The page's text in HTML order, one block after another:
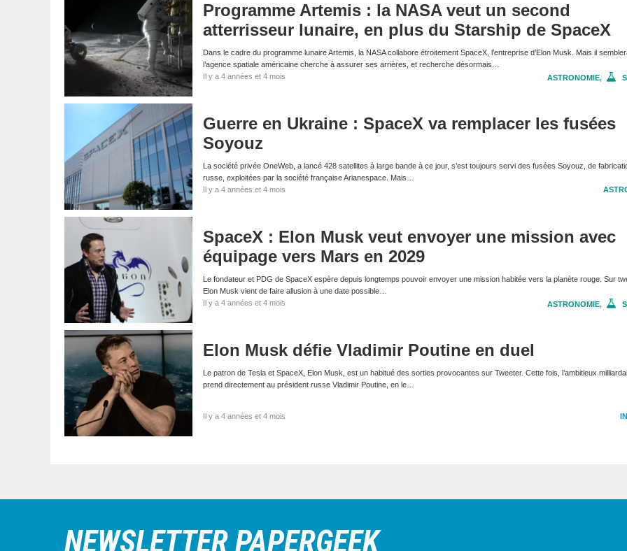
Programme Artemis : la NASA veut un second
atterrisseur lunaire, en plus du Starship de SpaceX
Dans le cadre du programme lunaire Artemis, la NASA collabore étroitement SpaceX, l’entreprise d’Elon Musk. Mais il
l’agence spatiale américaine cherche à assurer ses arrières, et recherche désormais…
Il y a 4 années et 4 mois
ASTRONOMIE,
Guerre en Ukraine : SpaceX va remplacer les fusées
Soyouz
La société privée OneWeb, a lancé 428 satellites à large bande à ce jour, s’est toujours servi des fusées Soyouz, de
russe, exploitées par la société française Arianespace. Mais…
Il y a 4 années et 4 mois
SpaceX : Elon Musk veut envoyer une mission avec
équipage vers Mars en 2029
Le fondateur et PDG de SpaceX espère depuis longtemps pouvoir envoyer une mission habitée vers la planète rouge. Sur
Elon Musk vient de faire allusion à une date possible…
Il y a 4 années et 4 mois
ASTRONOMIE,
Elon Musk défie Vladimir Poutine en duel
Le patron de Tesla et SpaceX, Elon Musk, est un habitué des sorties provocantes sur Tweeter. Cette fois, l’ambitieux
prend directement au président russe Vladimir Poutine, en le…
Il y a 4 années et 4 mois
NEWSLETTER PAPERGEEK